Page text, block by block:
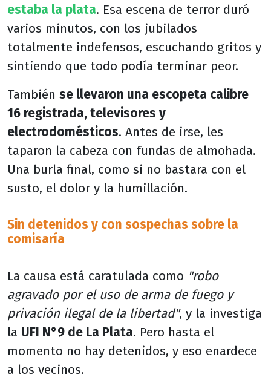
estaba la plata. Esa escena de terror duró
varios minutos, con los jubilados
totalmente indefensos, escuchando gritos y
sintiendo que todo podía terminar peor.
También se llevaron una escopeta calibre
16 registrada, televisores y
electrodomésticos. Antes de irse, les
taparon la cabeza con fundas de almohada.
Una burla final, como si no bastara con el
susto, el dolor y la humillación.
Sin detenidos y con sospechas sobre la
comisaría
La causa está caratulada como "robo
agravado por el uso de arma de fuego y
privación ilegal de la libertad", y la investiga
la UFI N°9 de La Plata. Pero hasta el
momento no hay detenidos, y eso enardece
a los vecinos.